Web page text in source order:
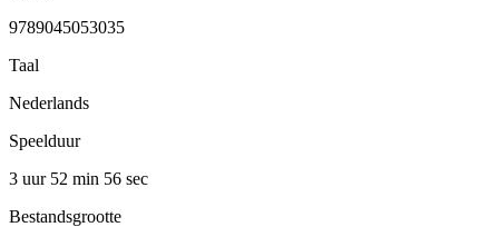
9789045053035
Taal
Nederlands
Speelduur
3 uur 52 min 56 sec
Bestandsgrootte